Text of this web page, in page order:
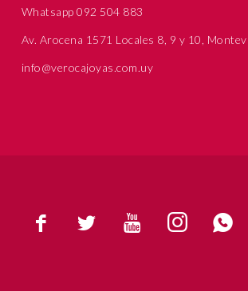
    
Whatsapp 092 504 883
Av. Arocena 1571 Locales 8, 9 y 10,
info@verocajoyas.com.uy